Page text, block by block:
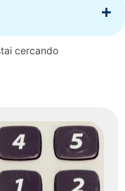
cercando